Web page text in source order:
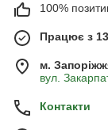
100%
Працює з
м.
вул.
Контакти